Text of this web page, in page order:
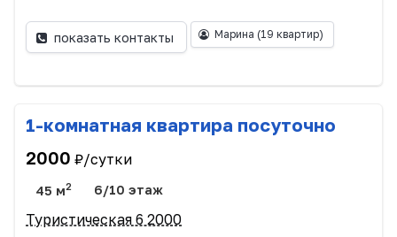
показать контакты Марина (19 квартир)
1-комнатная квартира посуточно
2000 ₽/сутки
45 м2 6/10 этаж
Туристическая 6 2000